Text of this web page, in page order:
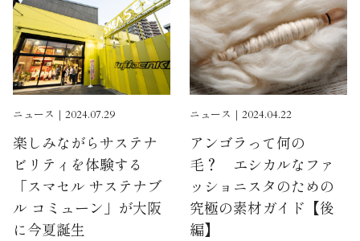
ニュース｜2024.07.29
楽しみながらサステナ
ビリティを体験する
「スマセル サステナブ
ル コミューン」が大阪
に今夏誕生
ニュース｜2024.04.22
アンゴラって何の
毛？ エシカルなファ
ッショニスタのための
究極の素材ガイド【後
編】